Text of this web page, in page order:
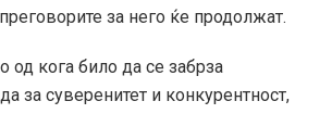
за него ќе продолжат.
од кога било да се забрза
за суверенитет и конкурентност,